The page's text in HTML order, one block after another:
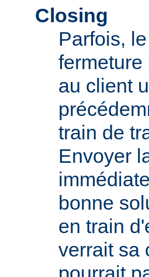
Closing
Parfois,
fermeture
au client
train de
Envoyer
bonne
en train
verrait sa